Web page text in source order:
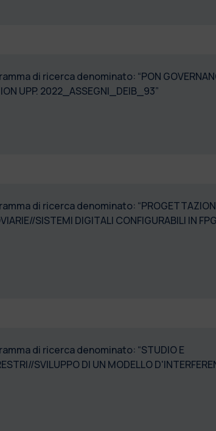
di ricerca denominato: “PON
UPP. 2022_ASSEGNI_DEIB_93”
di ricerca denominato:
SISTEMI DIGITALI CONFIGURABILI IN
di ricerca denominato: “STUDIO E
SVILUPPO DI UN MODELLO